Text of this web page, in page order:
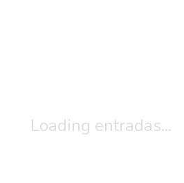
Loading entradas...